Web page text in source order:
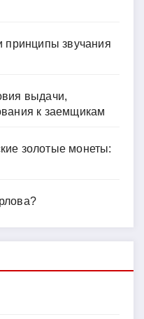
принципы звучания
выдачи,
к заемщикам
золотые монеты: